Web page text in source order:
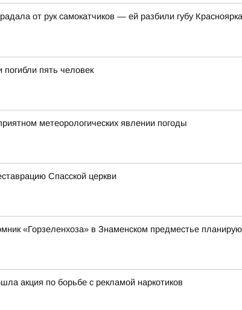
от рук самокатчиков — ей разбили губу
погибли пять человек
метеорологических явлении погоды
Спасской церкви
«Горзеленхоза» в Знаменском предместье
акция по борьбе с рекламой наркотиков